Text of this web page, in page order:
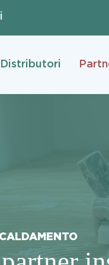
Distributori